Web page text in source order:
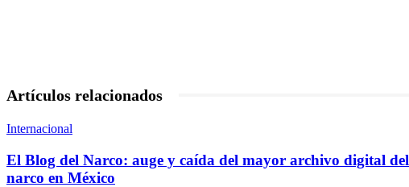
Artículos relacionados
Internacional
El Blog del Narco: auge y caída del mayor archivo digital del
narco en México